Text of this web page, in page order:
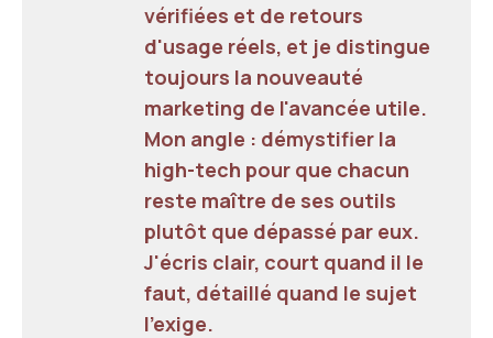
vérifiées et de retours
d'usage réels, et je distingue
toujours la nouveauté
marketing de l'avancée utile.
Mon angle : démystifier la
high-tech pour que chacun
reste maître de ses outils
plutôt que dépassé par eux.
J'écris clair, court quand il le
faut, détaillé quand le sujet
l'exige.